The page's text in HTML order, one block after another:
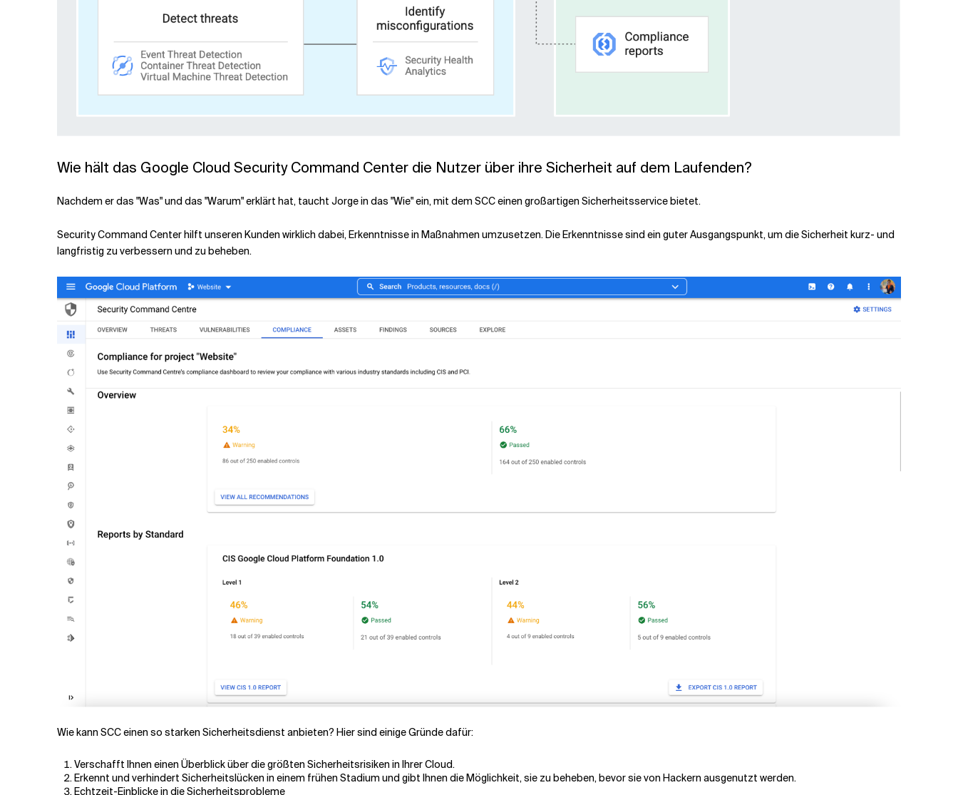
Wie hält das Google Cloud Security Command Center die Nutzer über ihre Sicherheit auf dem Laufenden?
Nachdem er das "Was" und das "Warum" erklärt hat, taucht Jorge in das "Wie" ein, mit dem SCC einen großartigen Sicherheitsservice bietet.
Security Command Center hilft unseren Kunden wirklich dabei, Erkenntnisse in Maßnahmen umzusetzen. Die Erkenntnisse sind ein guter Ausgangspunkt, um die Sicherheit kurz- und
langfristig zu verbessern und zu beheben.
Wie kann SCC einen so starken Sicherheitsdienst anbieten? Hier sind einige Gründe dafür:
Verschafft Ihnen einen Überblick über die größten Sicherheitsrisiken in Ihrer Cloud.
Erkennt und verhindert Sicherheitslücken in einem frühen Stadium und gibt Ihnen die Möglichkeit, sie zu beheben, bevor sie von Hackern ausgenutzt werden.
Echtzeit-Einblicke in die Sicherheitsprobleme